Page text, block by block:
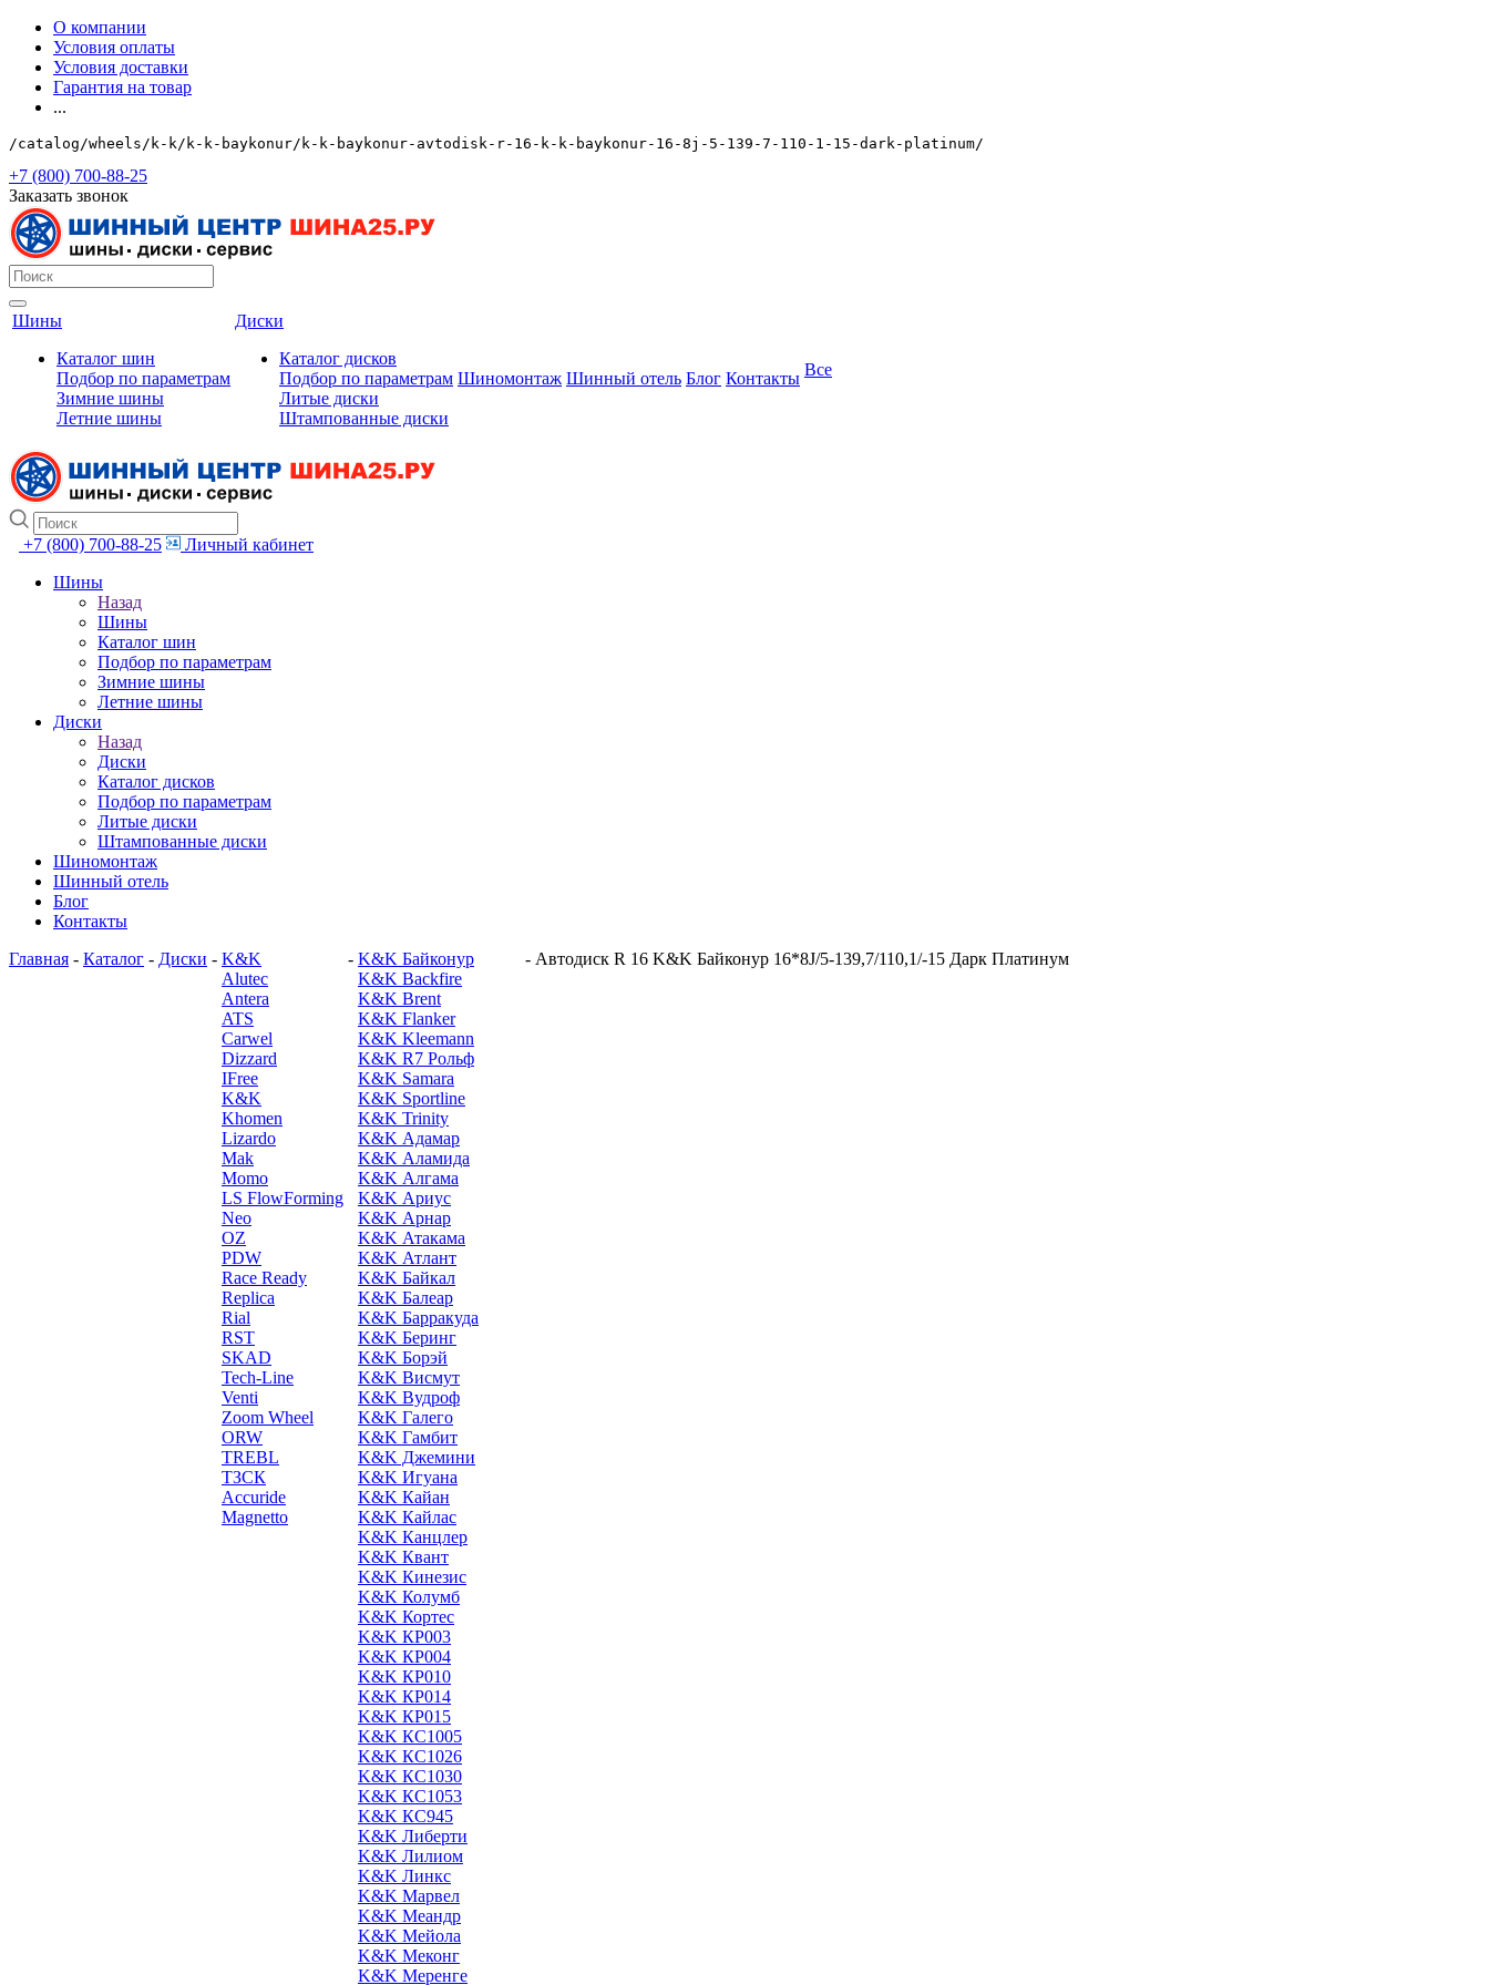
О компании
Условия оплаты
Условия доставки
Гарантия на товар
...
/catalog/wheels/k-k/k-k-baykonur/k-k-baykonur-avtodisk-r-16-k-k-baykonur-16-8j-5-139-7-110-1-15-dark-platinum/
+7 (800) 700-88-25
Заказать звонок
Шины
Каталог шин
Подбор по параметрам
Зимние шины
Летние шины
Диски
Каталог дисков
Подбор по параметрам
Литые диски
Штампованные диски
Шиномонтаж Шинный отель Блог Контакты Все
+7 (800) 700-88-25
Личный кабинет
Шины
Назад
Шины
Каталог шин
Подбор по параметрам
Зимние шины
Летние шины
Диски
Назад
Диски
Каталог дисков
Подбор по параметрам
Литые диски
Штампованные диски
Шиномонтаж
Шинный отель
Блог
Контакты
Главная - Каталог - Диски - K&K
Alutec
Antera
ATS
Carwel
Dizzard
IFree
K&K
Khomen
Lizardo
Mak
Momo
LS FlowForming
Neo
OZ
PDW
Race Ready
Replica
Rial
RST
SKAD
Tech-Line
Venti
Zoom Wheel
ORW
TREBL
ТЗСК
Accuride
Magnetto
- K&K Байконур
K&K Backfire
K&K Brent
K&K Flanker
K&K Kleemann
K&K R7 Рольф
K&K Samara
K&K Sportline
K&K Trinity
K&K Адамар
K&K Аламида
K&K Алгама
K&K Ариус
K&K Арнар
K&K Атакама
K&K Атлант
K&K Байкал
K&K Балеар
K&K Барракуда
K&K Беринг
K&K Борэй
K&K Висмут
K&K Вудроф
K&K Галего
K&K Гамбит
K&K Джемини
K&K Игуана
K&K Кайан
K&K Кайлас
K&K Канцлер
K&K Квант
K&K Кинезис
K&K Колумб
K&K Кортес
K&K КР003
K&K КР004
K&K КР010
K&K КР014
K&K КР015
K&K КС1005
K&K КС1026
K&K КС1030
K&K КС1053
K&K КС945
K&K Либерти
K&K Лилиом
K&K Линкс
K&K Марвел
K&K Меандр
K&K Мейола
K&K Меконг
K&K Меренге
- Автодиск R 16 K&K Байконур 16*8J/5-139,7/110,1/-15 Дарк Платинум